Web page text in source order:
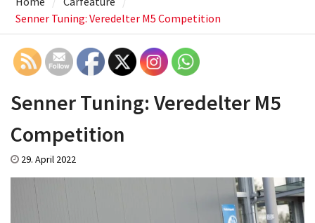
Senner Tuning: Veredelter M5 Competition
Senner Tuning: Veredelter M5
Competition
29. April 2022